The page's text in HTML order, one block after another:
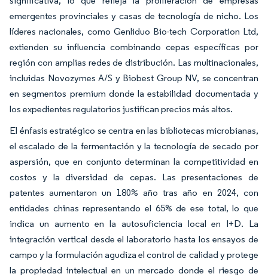
emergentes provinciales y casas de tecnología de nicho. Los
líderes nacionales, como Genliduo Bio-tech Corporation Ltd,
extienden su influencia combinando cepas específicas por
región con amplias redes de distribución. Las multinacionales,
incluidas Novozymes A/S y Biobest Group NV, se concentran
en segmentos premium donde la estabilidad documentada y
los expedientes regulatorios justifican precios más altos.
El énfasis estratégico se centra en las bibliotecas microbianas,
el escalado de la fermentación y la tecnología de secado por
aspersión, que en conjunto determinan la competitividad en
costos y la diversidad de cepas. Las presentaciones de
patentes aumentaron un 180% año tras año en 2024, con
entidades chinas representando el 65% de ese total, lo que
indica un aumento en la autosuficiencia local en I+D. La
integración vertical desde el laboratorio hasta los ensayos de
campo y la formulación agudiza el control de calidad y protege
la propiedad intelectual en un mercado donde el riesgo de